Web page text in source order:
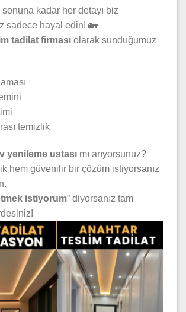
sonuna kadar her detayı biz
sadece hayal edin! 🏡
tadilat firması olarak sunduğumuz
temizlik
yenileme ustası mı arıyorsunuz?
hem güvenilir bir çözüm istiyorsanız
istiyorum” diyorsanız tam